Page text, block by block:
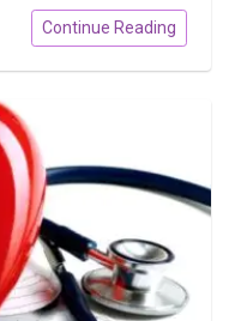
Continue Reading